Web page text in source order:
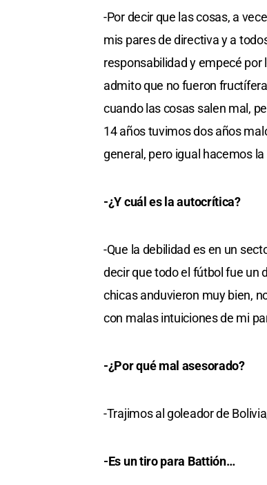
-Por decir que las cosas, a
mis pares de directiva y a
responsabilidad y empecé por
admito que no fueron
cuando las cosas salen mal,
14 años tuvimos dos años
general, pero igual hacemos
-¿Y cuál es la autocrítica?
-Que la debilidad es en un
decir que todo el fútbol fue un
chicas anduvieron muy bien,
con malas intuiciones de mi
-¿Por qué mal asesorado?
-Trajimos al goleador de
-Es un tiro para Battión…